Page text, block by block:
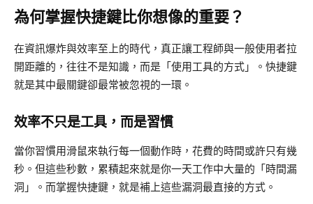
為何掌握快捷鍵比你想像的重要？
在資訊爆炸與效率至上的時代，真正讓工程師與一般使用者拉
開距離的，往往不是知識，而是「使用工具的方式」。快捷鍵
就是其中最關鍵卻最常被忽視的一環。
效率不只是工具，而是習慣
當你習慣用滑鼠來執行每一個動作時，花費的時間或許只有幾
秒。但這些秒數，累積起來就是你一天工作中大量的「時間漏
洞」。而掌握快捷鍵，就是補上這些漏洞最直接的方式。